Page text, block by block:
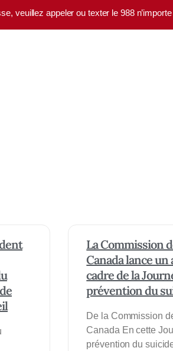
veuillez appeler ou texter le 988
La Commission
Canada lance un
cadre de la
prévention du
De la Commission
Canada En cette
prévention du